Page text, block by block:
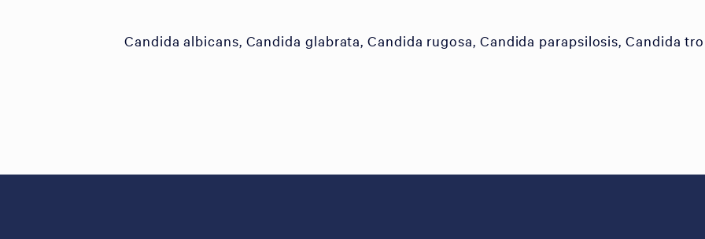
Candida albicans, Candida glabrata, Candida rugosa, Candida parapsilosis, Candida